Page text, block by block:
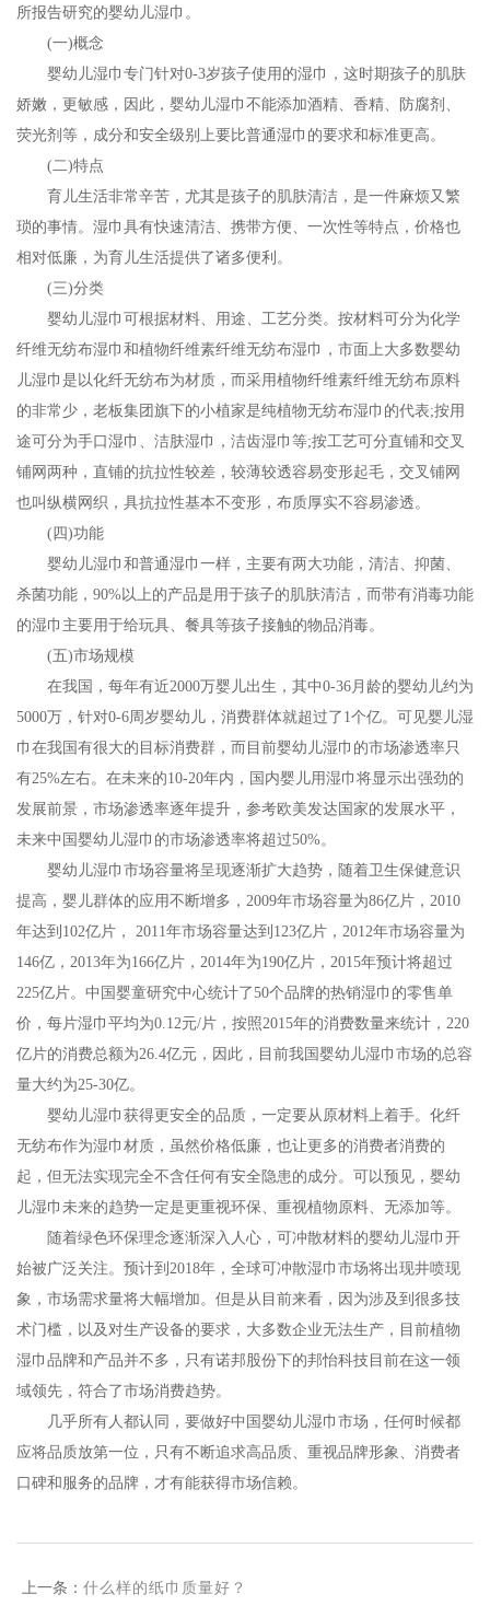
所报告研究的婴幼儿湿巾。
(一)概念
婴幼儿湿巾专门针对0-3岁孩子使用的湿巾，这时期孩子的肌肤
娇嫩，更敏感，因此，婴幼儿湿巾不能添加酒精、香精、防腐剂、
荧光剂等，成分和安全级别上要比普通湿巾的要求和标准更高。
(二)特点
育儿生活非常辛苦，尤其是孩子的肌肤清洁，是一件麻烦又繁
琐的事情。湿巾具有快速清洁、携带方便、一次性等特点，价格也
相对低廉，为育儿生活提供了诸多便利。
(三)分类
婴幼儿湿巾可根据材料、用途、工艺分类。按材料可分为化学
纤维无纺布湿巾和植物纤维素纤维无纺布湿巾，市面上大多数婴幼
儿湿巾是以化纤无纺布为材质，而采用植物纤维素纤维无纺布原料
的非常少，老板集团旗下的小植家是纯植物无纺布湿巾的代表;按用
途可分为手口湿巾、洁肤湿巾，洁齿湿巾等;按工艺可分直铺和交叉
铺网两种，直铺的抗拉性较差，较薄较透容易变形起毛，交叉铺网
也叫纵横网织，具抗拉性基本不变形，布质厚实不容易渗透。
(四)功能
婴幼儿湿巾和普通湿巾一样，主要有两大功能，清洁、抑菌、
杀菌功能，90%以上的产品是用于孩子的肌肤清洁，而带有消毒功能
的湿巾主要用于给玩具、餐具等孩子接触的物品消毒。
(五)市场规模
在我国，每年有近2000万婴儿出生，其中0-36月龄的婴幼儿约为
5000万，针对0-6周岁婴幼儿，消费群体就超过了1个亿。可见婴儿湿
巾在我国有很大的目标消费群，而目前婴幼儿湿巾的市场渗透率只
有25%左右。在未来的10-20年内，国内婴儿用湿巾将显示出强劲的
发展前景，市场渗透率逐年提升，参考欧美发达国家的发展水平，
未来中国婴幼儿湿巾的市场渗透率将超过50%。
婴幼儿湿巾市场容量将呈现逐渐扩大趋势，随着卫生保健意识
提高，婴儿群体的应用不断增多，2009年市场容量为86亿片，2010
年达到102亿片， 2011年市场容量达到123亿片，2012年市场容量为
146亿，2013年为166亿片，2014年为190亿片，2015年预计将超过
225亿片。中国婴童研究中心统计了50个品牌的热销湿巾的零售单
价，每片湿巾平均为0.12元/片，按照2015年的消费数量来统计，220
亿片的消费总额为26.4亿元，因此，目前我国婴幼儿湿巾市场的总容
量大约为25-30亿。
婴幼儿湿巾获得更安全的品质，一定要从原材料上着手。化纤
无纺布作为湿巾材质，虽然价格低廉，也让更多的消费者消费的
起，但无法实现完全不含任何有安全隐患的成分。可以预见，婴幼
儿湿巾未来的趋势一定是更重视环保、重视植物原料、无添加等。
随着绿色环保理念逐渐深入人心，可冲散材料的婴幼儿湿巾开
始被广泛关注。预计到2018年，全球可冲散湿巾市场将出现井喷现
象，市场需求量将大幅增加。但是从目前来看，因为涉及到很多技
术门槛，以及对生产设备的要求，大多数企业无法生产，目前植物
湿巾品牌和产品并不多，只有诺邦股份下的邦怡科技目前在这一领
域领先，符合了市场消费趋势。
几乎所有人都认同，要做好中国婴幼儿湿巾市场，任何时候都
应将品质放第一位，只有不断追求高品质、重视品牌形象、消费者
口碑和服务的品牌，才有能获得市场信赖。
上一条： 什么样的纸巾质量好？